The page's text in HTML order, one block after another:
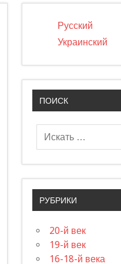
Русский
Украинский
ПОИСК
РУБРИКИ
20-й век
19-й век
16-18-й века